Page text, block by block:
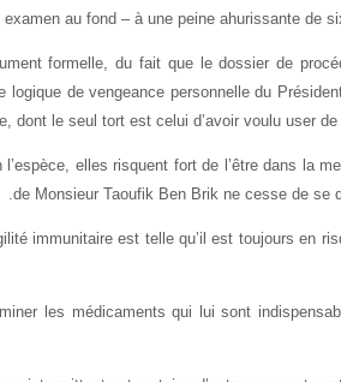
au fond – à une peine ahurissante de
formelle, du fait que le dossier de
de vengeance personnelle du
dont le seul tort est celui d’avoir voulu user de
elles risquent fort de l’être dans la
de Monsieur Taoufik Ben Brik ne cesse de se
immunitaire est telle qu’il est toujours en
les médicaments qui lui sont